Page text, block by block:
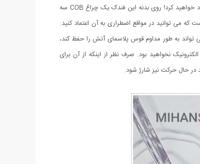
و …) نیز قابل استفاده است. شما با خرید این محصول جذاب نه تنها صاحب یک فندک کاربردی خواهید شد بلکه یک چراغ قوه کوچک جیبی را نیز از آن خود خواهید کرد! روی بدنه این فندک یک چراغ COB سه
می توانید در مواقع اضطراری به آن اعتماد کنید.
به طور مداوم قوس پلاسمای آتش را حفظ کند،
الکترونیک نخواهید بود. صرف نظر از اینکه از آن برای
در حال حرکت نیز شارژ شود.